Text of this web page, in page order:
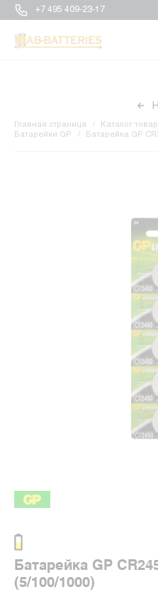
+7 495 409-23-17
Главная страница Каталог
Батарейки GP
Батарейка GP
Батарейка GP
(5/100/1000)